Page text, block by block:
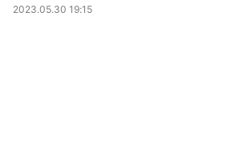
2023.05.30 19:15